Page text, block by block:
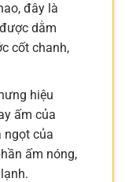
đây là
dằm
cốt chanh,
hiệu
ấm của
ngọt của
ấm nóng,